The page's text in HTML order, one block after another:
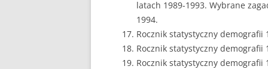
latach 1989-1993. Wybrane
1994.
Rocznik statystyczny demografii
Rocznik statystyczny demografii
Rocznik statystyczny demografii